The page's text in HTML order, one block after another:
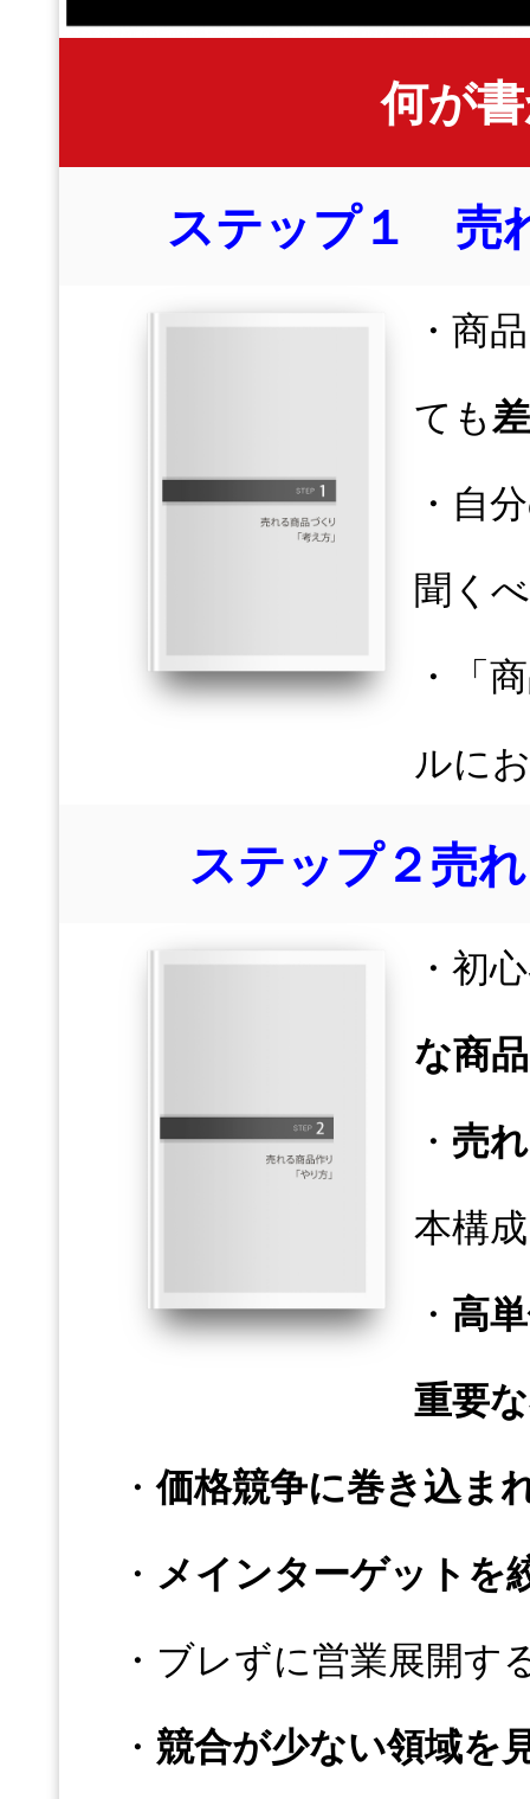
何が
ステップ１ 売
・商
ても
・自
聞く
・「
ルに
ステップ２売
・初
な商
・ 売
本構成
・ 高
重要
・価格競争に巻き込ま
・ メインターゲットを
・ブレずに営業展開す
・ 競合が少ない領域を